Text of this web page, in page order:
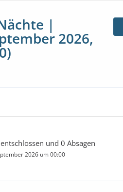
|
2026,
und 0 Absagen
2026 um 00:00